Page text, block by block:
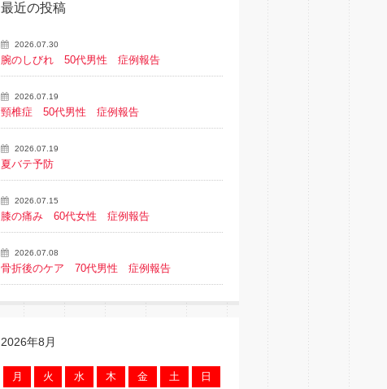
最近の投稿
2026.07.30
腕のしびれ 50代男性 症例報告
2026.07.19
頸椎症 50代男性 症例報告
2026.07.19
夏バテ予防
2026.07.15
膝の痛み 60代女性 症例報告
2026.07.08
骨折後のケア 70代男性 症例報告
2026年8月
月 火 水 木 金 土 日